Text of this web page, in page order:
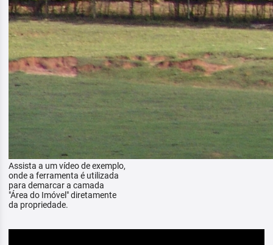
Assista a um vídeo de exemplo,
onde a ferramenta é utilizada
para demarcar a camada
"Área do Imóvel" diretamente
da propriedade.